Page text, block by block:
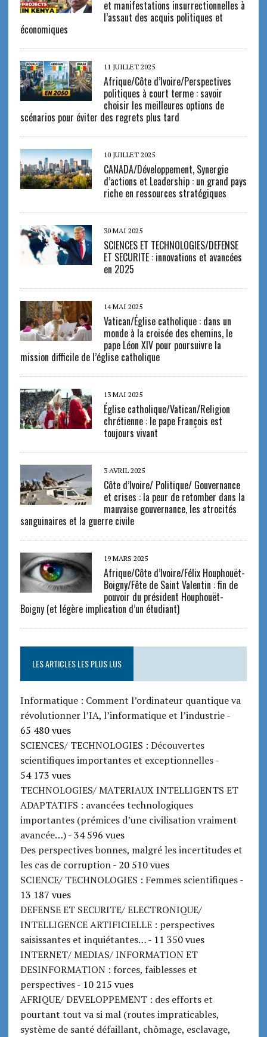
et manifestations insurrectionnelles à
l’assaut des acquis politiques et
économiques
11 JUILLET 2025
Afrique/Côte d’Ivoire/Perspectives
politiques à court terme : savoir
choisir les meilleures options de
scénarios pour éviter des regrets plus tard
10 JUILLET 2025
CANADA/Développement, Synergie
d’actions et Leadership : un grand pays
riche en ressources stratégiques
30 MAI 2025
SCIENCES ET TECHNOLOGIES/DEFENSE
ET SECURITE : innovations et avancées
en 2025
14 MAI 2025
Vatican/Église catholique : dans un
monde à la croisée des chemins, le
pape Léon XIV pour poursuivre la
mission difficile de l’église catholique
13 MAI 2025
Église catholique/Vatican/Religion
chrétienne : le pape François est
toujours vivant
3 AVRIL 2025
Côte d’Ivoire/ Politique/ Gouvernance
et crises : la peur de retomber dans la
mauvaise gouvernance, les atrocités
sanguinaires et la guerre civile
19 MARS 2025
Afrique/Côte d’Ivoire/Félix Houphouët-
Boigny/Fête de Saint Valentin : fin de
pouvoir du président Houphouët-
Boigny (et légère implication d’un étudiant)
LES ARTICLES LES PLUS LUS
Informatique : Comment l’ordinateur quantique va
révolutionner l’IA, l’informatique et l’industrie-
65 480 vues
SCIENCES/ TECHNOLOGIES : Découvertes
scientifiques importantes et exceptionnelles-
54 173 vues
TECHNOLOGIES/ MATERIAUX INTELLIGENTS ET
ADAPTATIFS : avancées technologiques
importantes (prémices d’une civilisation vraiment
avancée…)- 34 596 vues
Des perspectives bonnes, malgré les incertitudes et
les cas de corruption- 20 510 vues
SCIENCE/ TECHNOLOGIES : Femmes scientifiques-
13 187 vues
DEFENSE ET SECURITE/ ELECTRONIQUE/
INTELLIGENCE ARTIFICIELLE : perspectives
saisissantes et inquiétantes…- 11 350 vues
INTERNET/ MEDIAS/ INFORMATION ET
DESINFORMATION : forces, faiblesses et
perspectives- 10 215 vues
AFRIQUE/ DEVELOPPEMENT : des efforts et
pourtant tout va si mal (routes impraticables,
système de santé défaillant, chômage, esclavage,